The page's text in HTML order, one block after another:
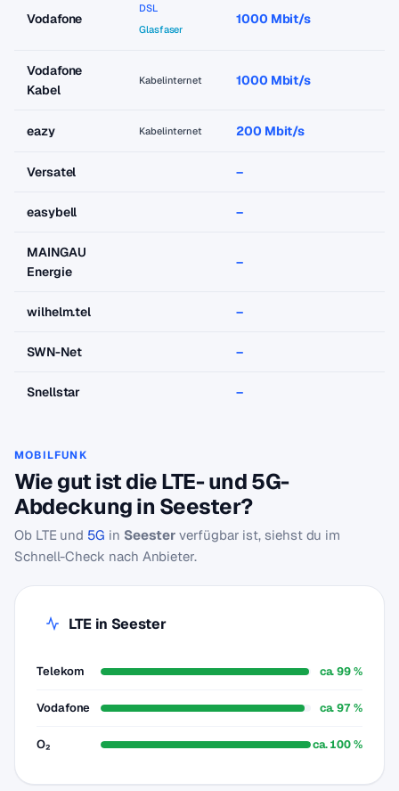
Vodafone
DSL
Glasfaser
1000 Mbit/s
Vodafone
Kabel
Kabelinternet 1000 Mbit/s
eazy Kabelinternet 200 Mbit/s
Versatel –
easybell –
MAINGAU
Energie
–
wilhelm.tel –
SWN-Net –
Snellstar –
MOBILFUNK
Wie gut ist die LTE- und 5G-
Abdeckung in Seester?
Ob LTE und 5G in Seester verfügbar ist, siehst du im
Schnell-Check nach Anbieter.
LTE in Seester
Telekom ca. 99 %
Vodafone ca. 97 %
O₂ ca. 100 %